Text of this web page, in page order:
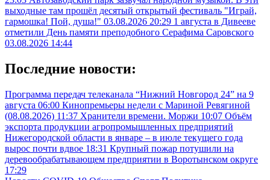
выходные там прошёл десятый открытый фестиваль "Играй,
гармошка! Пой, душа!" 03.08.2026 20:29 1 августа в Дивееве
отметили День памяти преподобного Серафима Саровского
03.08.2026 14:44
Последние новости:
Программа передач телеканала “Нижний Новгород 24” на 9
августа 06:00 Кинопремьеры недели с Мариной Ревягиной
(08.08.2026) 11:37 Хранители времени. Моржи 10:07 Объём
экспорта продукции агропромышленных предприятий
Нижегородской области в январе – в июле текущего года
вырос почти вдвое 18:31 Крупный пожар потушили на
деревообрабатывающем предприятии в Воротынском округе
17:29